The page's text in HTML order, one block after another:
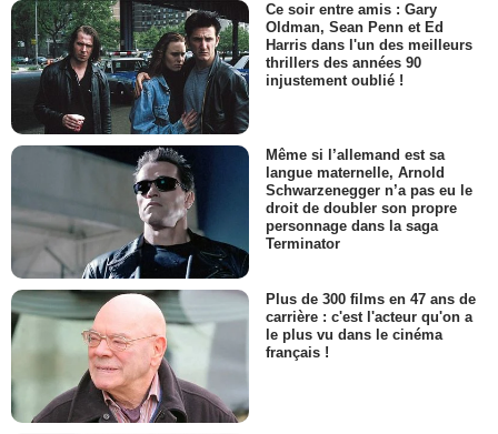
Ce soir entre amis : Gary
Oldman, Sean Penn et Ed
Harris dans l'un des meilleurs
thrillers des années 90
injustement oublié !
Même si l’allemand est sa
langue maternelle, Arnold
Schwarzenegger n’a pas eu le
droit de doubler son propre
personnage dans la saga
Terminator
Plus de 300 films en 47 ans de
carrière : c'est l'acteur qu'on a
le plus vu dans le cinéma
français !